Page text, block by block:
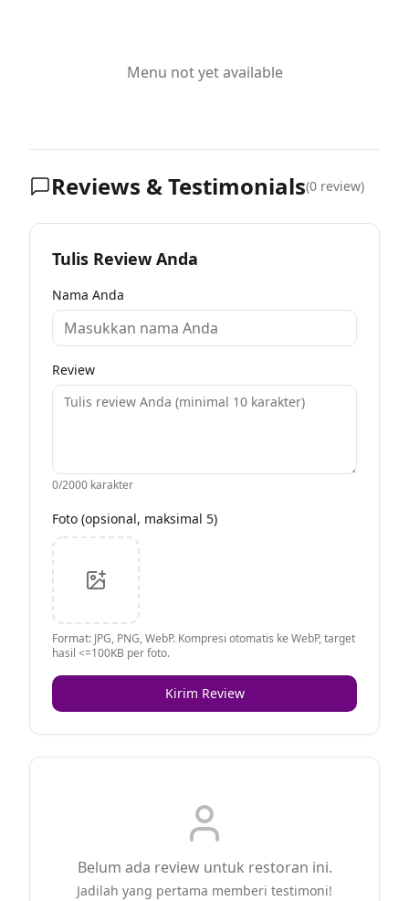
Menu not yet available
Reviews & Testimonials(0 review)
Tulis Review Anda
Nama Anda
Review
0/2000 karakter
Foto (opsional, maksimal 5)
Format: JPG, PNG, WebP. Kompresi otomatis ke WebP, target
hasil <=100KB per foto.
Kirim Review
Belum ada review untuk restoran ini.
Jadilah yang pertama memberi testimoni!